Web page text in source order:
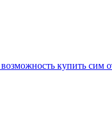
купить сим